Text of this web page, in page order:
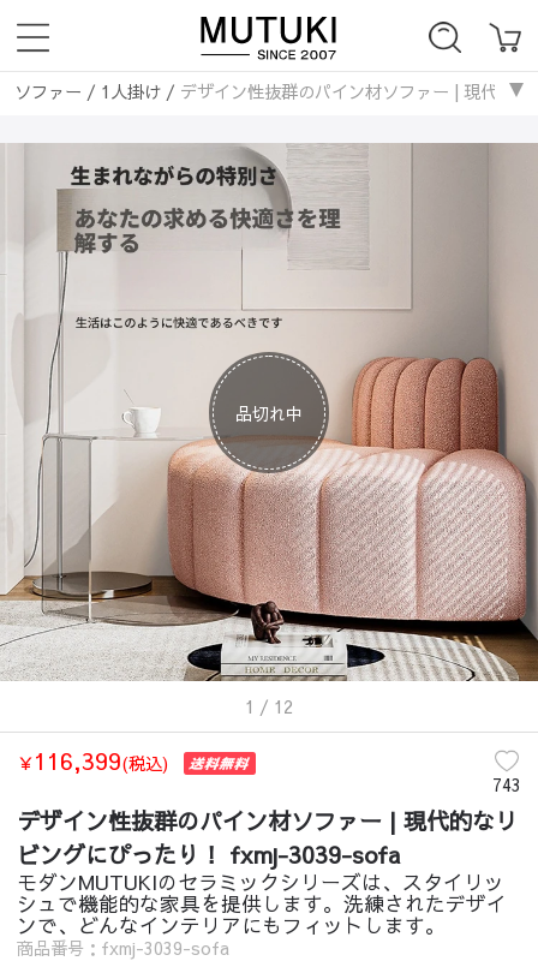
ソファー / 1人掛け/ デザイン性抜群のパイン材ソファー | 現代的
デザイン性抜群のパイン材ソファー |
ソファー/2人掛け/デザイン性抜群のパイン材ソファー | 現代的
ソファー/2人掛け/デザイン性抜群のパイン材ソファー | 現代的
ソファベッド/2人掛け デザイン性抜群のパイン材ソファー |
品切れ中
1 / 12
￥116,399(税込)
743
デザイン性抜群のパイン材ソファー | 現代的なリ
ビングにぴったり！ fxmj-3039-sofa
モダンMUTUKIのセラミックシリーズは、スタイリッ
シュで機能的な家具を提供します。洗練されたデザイ
ンで、どんなインテリアにもフィットします。
商品番号：fxmj-3039-sofa